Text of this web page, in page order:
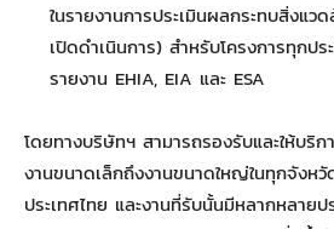
ในรายงานการประเมินผลกระทบสิ่งแว
เปิดดำเนินการ) สำหรับโครงการทุกปร
รายงาน EHIA, EIA และ ESA
โดยทางบริษัทฯ สามารถรองรับและให้บริก
งานขนาดเล็กถึงงานขนาดใหญ่ในทุกจังห
ประเทศไทย และงานที่รับนั้นมีหลากหลายป